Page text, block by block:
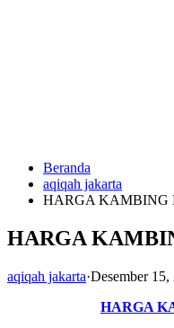
HUBUNGI
KAMI
Beranda
aqiqah jakarta
HARGA KAMBING
HARGA
aqiqah jakarta·Desember 15,
HARGA